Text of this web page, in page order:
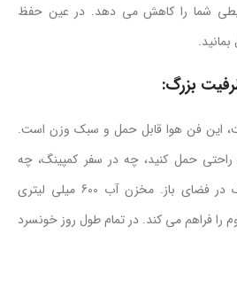
شما را کاهش می دهد. در عین حفظ
بزرگ:
این فن هوا قابل حمل و سبک وزن است.
حمل کنید، چه در سفر کمپینگ، چه
استفاده در دفتر یا پیک نیک در فضای باز. مخزن آب 600 میلی لیتری
فراهم می کند. در تمام طول روز خونسرد